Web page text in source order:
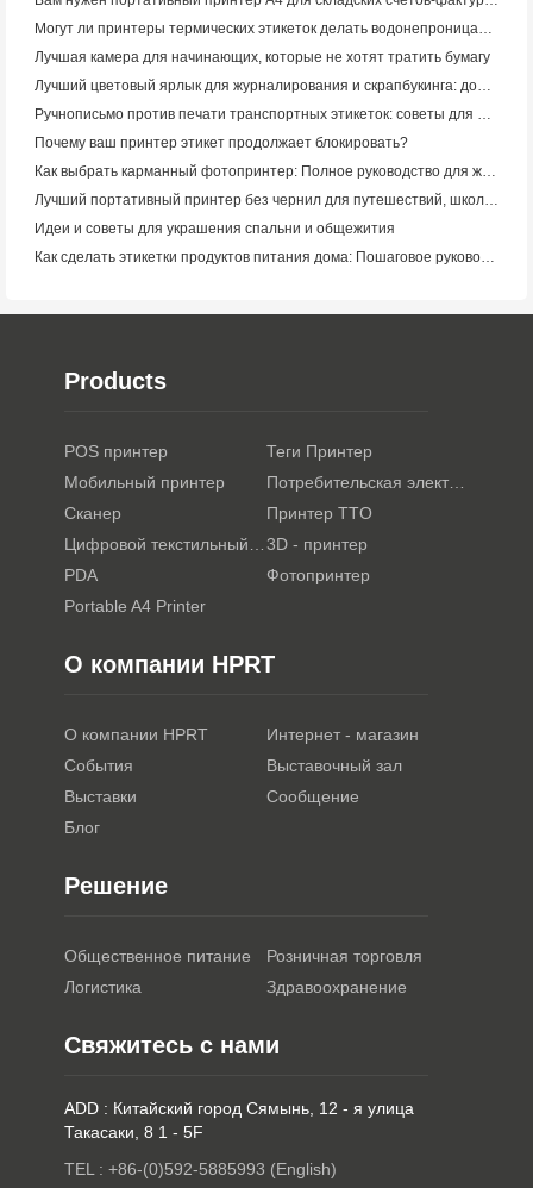
Лучшая камера для начинающих, которые не хотят тратить бумагу
Почему ваш принтер этикет продолжает блокировать?
Идеи и советы для украшения спальни и общежития
Products
POS принтер
Теги Принтер
Мобильный принтер
Сканер
Принтер TTO
3D - принтер
PDA
Фотопринтер
Portable A4 Printer
О компании HPRT
О компании HPRT
Интернет - магазин
События
Выставочный зал
Выставки
Сообщение
Блог
Решение
Общественное питание
Розничная торговля
Логистика
Здравоохранение
Свяжитесь с нами
ADD : Китайский город Сямынь, 12 - я улица
Такасаки, 8 1 - 5F
TEL : +86-(0)592-5885993 (English)